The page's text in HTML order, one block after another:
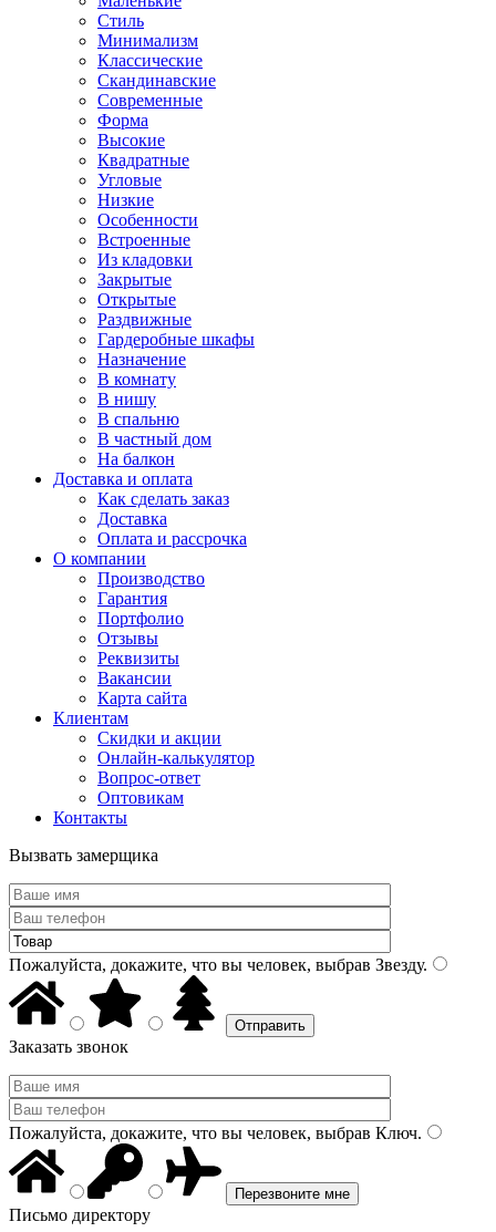
Стиль
Минимализм
Классические
Скандинавские
Современные
Форма
Высокие
Квадратные
Угловые
Низкие
Особенности
Встроенные
Из кладовки
Закрытые
Открытые
Раздвижные
Гардеробные шкафы
Назначение
В комнату
В нишу
В спальню
В частный дом
На балкон
Доставка и оплата
Как сделать заказ
Доставка
Оплата и рассрочка
О компании
Производство
Гарантия
Портфолио
Отзывы
Реквизиты
Вакансии
Карта сайта
Клиентам
Скидки и акции
Онлайн-калькулятор
Вопрос-ответ
Оптовикам
Контакты
Вызвать замерщика
Пожалуйста, докажите, что вы человек, выбрав Звезду.
Заказать звонок
Пожалуйста, докажите, что вы человек, выбрав Ключ.
Письмо директору